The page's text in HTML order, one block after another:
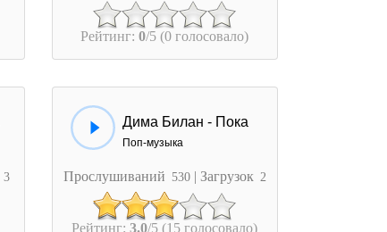
Рейтинг:0/5 (0 голосовало)
3
Дима Билан - Пока
Поп-музыка
Прослушиваний 530 | Загрузок 2
Рейтинг:3.0/5 (15 голосовало)